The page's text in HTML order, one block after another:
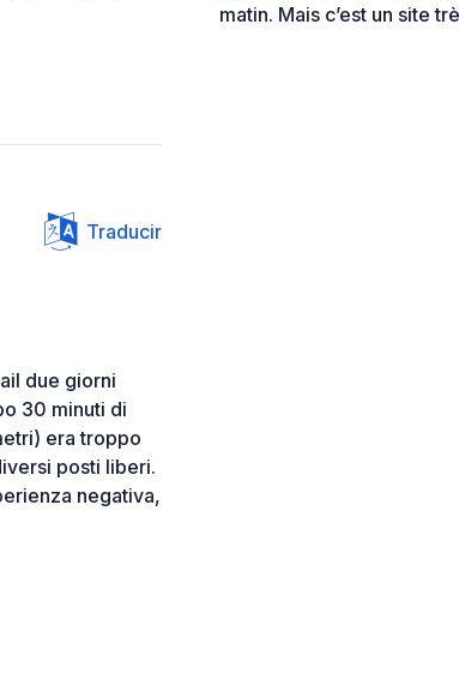
matin. Mais c’est un site
Traducir
due giorni
30 minuti di
era troppo
posti liberi.
negativa,